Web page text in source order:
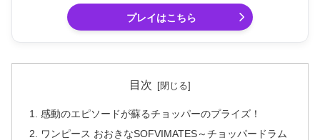
プレイはこちら
目次
感動のエピソードが蘇るチョッパーのプライズ！
ワンピース おおきなSOFVIMATES～チョッパードラム